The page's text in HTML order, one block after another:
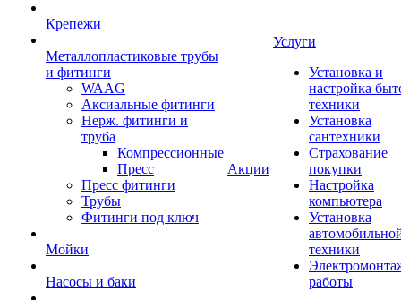
Крепежи
Металлопластиковые трубы
и фитинги
WAAG
Аксиальные фитинги
Нерж. фитинги и
труба
Компрессионные
Пресс
Пресс фитинги
Трубы
Фитинги под ключ
Мойки
Насосы и баки
Акции
Услуги
Установка и
настройка
техники
Установка
сантехники
Страхование
покупки
Настройка
компьютера
Установка
техники
работы